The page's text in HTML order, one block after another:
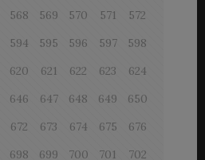
568 569 570 571
572
594 595 596 597
598
620 621 622 623
624
646 647 648 649
650
672 673 674 675
676
698 699 700 701
702